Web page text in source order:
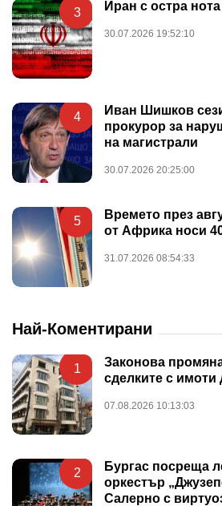
3 Иран с остра
30.07.2026 19:52:10
4
Иван Шишков
прокурор за
на магистрали
30.07.2026 20:25:00
5
Времето през
от Африка носи
31.07.2026 08:54:33
Най-Коментирани
1
Законова
сделките с имоти
07.08.2026 10:13:03
2
Бургас посреща
оркестър
Салерно с